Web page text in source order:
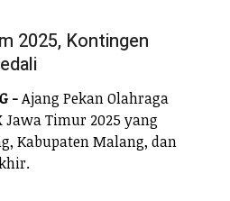
2025, Kontingen
-Ajang Pekan Olahraga
Jawa Timur 2025 yang
Kabupaten Malang, dan